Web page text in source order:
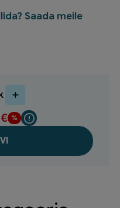
Saada meile
€